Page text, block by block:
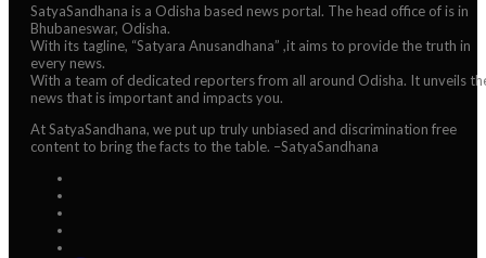
SatyaSandhana is a Odisha based news portal. The head office of is in
Bhubaneswar, Odisha.
With its tagline, “Satyara Anusandhana” ,it aims to provide the truth in
every news.
With a team of dedicated reporters from all around Odisha. It unveils
news that is important and impacts you.
At SatyaSandhana, we put up truly unbiased and discrimination free
content to bring the facts to the table. –SatyaSandhana